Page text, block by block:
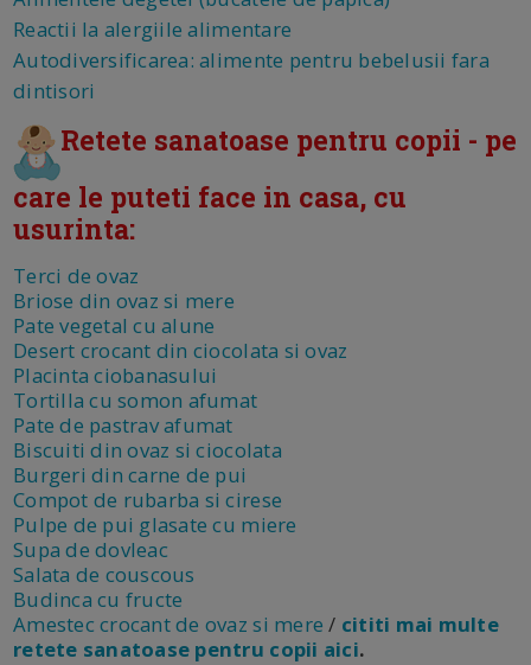
Reactii la alergiile alimentare
Autodiversificarea: alimente pentru bebelusii fara
dintisori
Retete sanatoase pentru copii - pe
care le puteti face in casa, cu
usurinta:
Terci de ovaz
Briose din ovaz si mere
Pate vegetal cu alune
Desert crocant din ciocolata si ovaz
Placinta ciobanasului
Tortilla cu somon afumat
Pate de pastrav afumat
Biscuiti din ovaz si ciocolata
Burgeri din carne de pui
Compot de rubarba si cirese
Pulpe de pui glasate cu miere
Supa de dovleac
Salata de couscous
Budinca cu fructe
Amestec crocant de ovaz si mere / cititi mai multe
retete sanatoase pentru copii aici.